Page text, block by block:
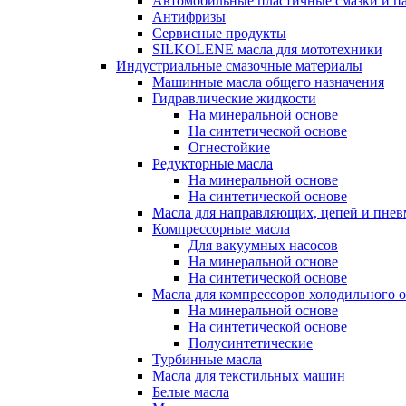
Антифризы
Сервисные продукты
SILKOLENE масла для мототехники
Индустриальные смазочные материалы
Машинные масла общего назначения
Гидравлические жидкости
На минеральной основе
На синтетической основе
Огнестойкие
Редукторные масла
На минеральной основе
На синтетической основе
Масла для направляющих, цепей и
Компрессорные масла
Для вакуумных насосов
На минеральной основе
На синтетической основе
Масла для компрессоров холодильного
На минеральной основе
На синтетической основе
Полусинтетические
Турбинные масла
Масла для текстильных машин
Белые масла